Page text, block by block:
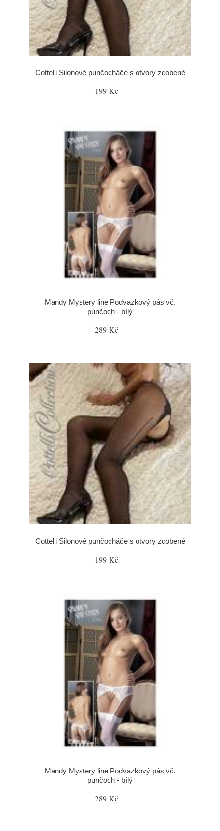
Cottelli Silonové punčocháče s otvory zdobené
199 Kč
Mandy Mystery line Podvazkový pás vč.
punčoch - bílý
289 Kč
Cottelli Silonové punčocháče s otvory zdobené
199 Kč
Mandy Mystery line Podvazkový pás vč.
punčoch - bílý
289 Kč